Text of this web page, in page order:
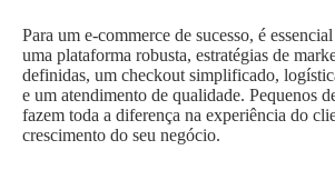
Para um e-commerce de sucesso, é
uma plataforma robusta, estratégias de
definidas, um checkout simplificado,
e um atendimento de qualidade. Pequenos
fazem toda a diferença na experiência do
crescimento do seu negócio.